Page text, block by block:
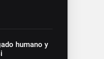
humano y